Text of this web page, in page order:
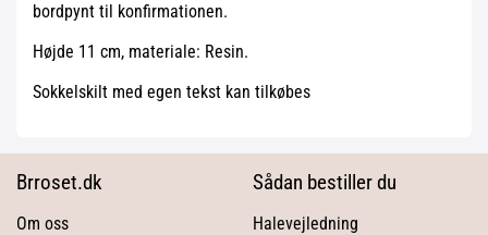
bordpynt til konfirmationen.
Højde 11 cm, materiale: Resin.
Sokkelskilt med egen tekst kan tilkøbes
Brroset.dk
Om oss
Sådan bestiller du
Halevejledning